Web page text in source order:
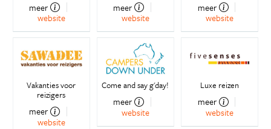
meer
website
meer
website
meer
website
Vakanties voor
reizigers
meer
website
Come and say g'day!
meer
website
Luxe reizen
meer
website